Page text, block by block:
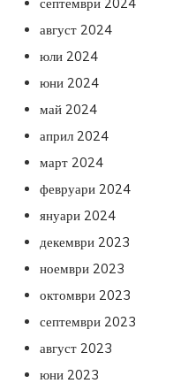
август 2024
юли 2024
юни 2024
май 2024
април 2024
март 2024
февруари 2024
януари 2024
декември 2023
ноември 2023
октомври 2023
септември 2023
август 2023
юни 2023